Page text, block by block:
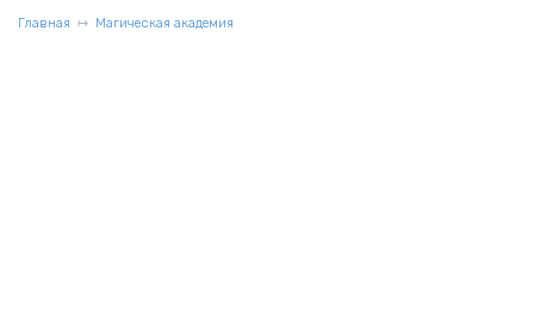
Главная Магическая академия